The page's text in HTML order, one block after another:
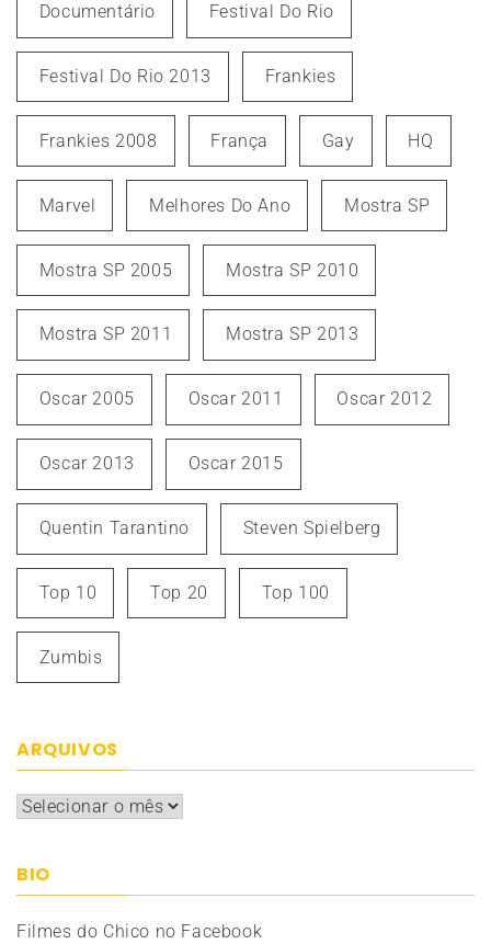
Documentário Festival Do Rio
Festival Do Rio 2013 Frankies
Frankies 2008 França Gay HQ
Marvel Melhores Do Ano Mostra SP
Mostra SP 2005 Mostra SP 2010
Mostra SP 2011 Mostra SP 2013
Oscar 2005 Oscar 2011 Oscar 2012
Oscar 2013 Oscar 2015
Quentin Tarantino Steven Spielberg
Top 10 Top 20 Top 100
Zumbis
ARQUIVOS
Arquivos
BIO
Filmes do Chico no Facebook